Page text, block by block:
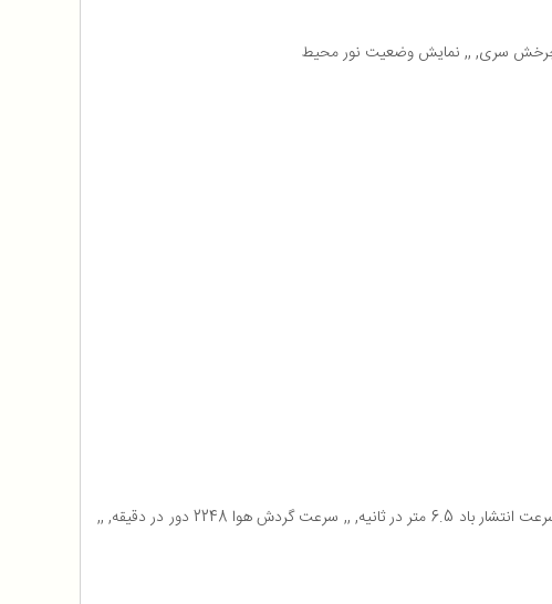
امکان برنامه ریزی از طریق گوشی هوشمند, ,, پشتیبانی از دستیار صوتی های گوگل و الکسا, ,, تصفیه و انتشار هوای مطلوب به صورت 3D, ,, سرعت انتشار باد 6.5 متر در ثانیه, ,, سرعت گردش هوا 2248 دور در دقیقه, ,,